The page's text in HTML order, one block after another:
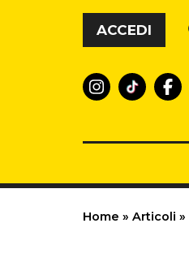
Vai al contenuto
ACCEDI
Home » Articoli »